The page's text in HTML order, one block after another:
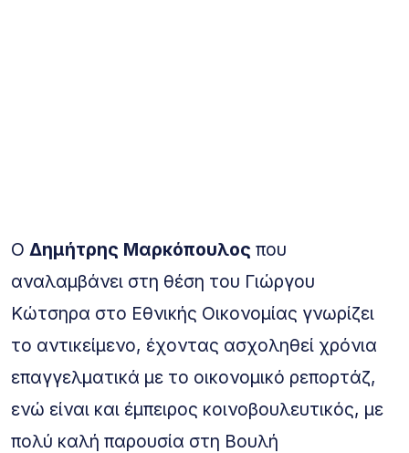
Ο Δημήτρης Μαρκόπουλος που
αναλαμβάνει στη θέση του Γιώργου
Κώτσηρα στο Εθνικής Οικονομίας γνωρίζει
το αντικείμενο, έχοντας ασχοληθεί χρόνια
επαγγελματικά με το οικονομικό ρεπορτάζ,
ενώ είναι και έμπειρος κοινοβουλευτικός, με
πολύ καλή παρουσία στη Βουλή